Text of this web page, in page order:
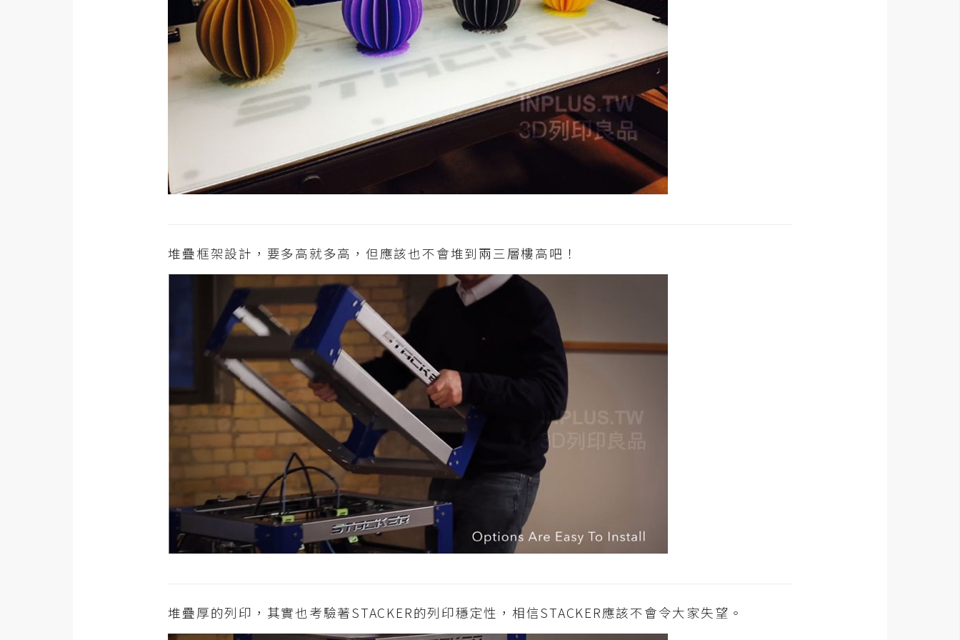
堆疊框架設計，要多高就多高，但應該也不會堆到兩三層樓高吧！
堆疊厚的列印，其實也考驗著STACKER的列印穩定性，相信STACKER應該不會令大家失望。